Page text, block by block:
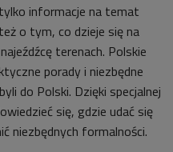
informacje na temat
o tym, co dzieje się na
terenach. Polskie
porady i niezbędne
do Polski. Dzięki specjalnej
się, gdzie udać się
niezbędnych formalności.